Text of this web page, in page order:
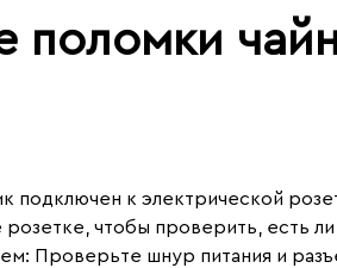
поломки
подключен к электрической
чтобы проверить, есть
: Проверьте шнур питания и